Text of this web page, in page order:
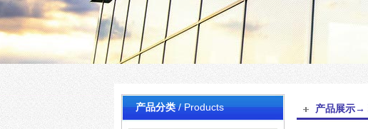
产品分类/ Products 产品展示→